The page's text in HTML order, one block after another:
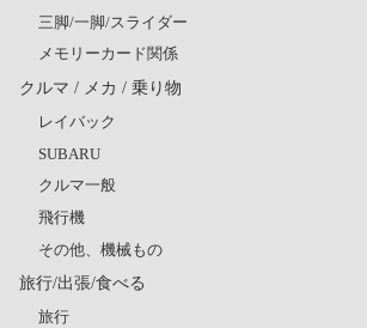
三脚/一脚/スライダー
メモリーカード関係
クルマ / メカ / 乗り物
レイバック
SUBARU
クルマ一般
飛行機
その他、機械もの
旅行/出張/食べる
旅行